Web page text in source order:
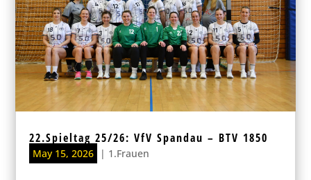
22.Spieltag 25/26: VfV Spandau – BTV 1850
May 15, 2026 | 1.Frauen